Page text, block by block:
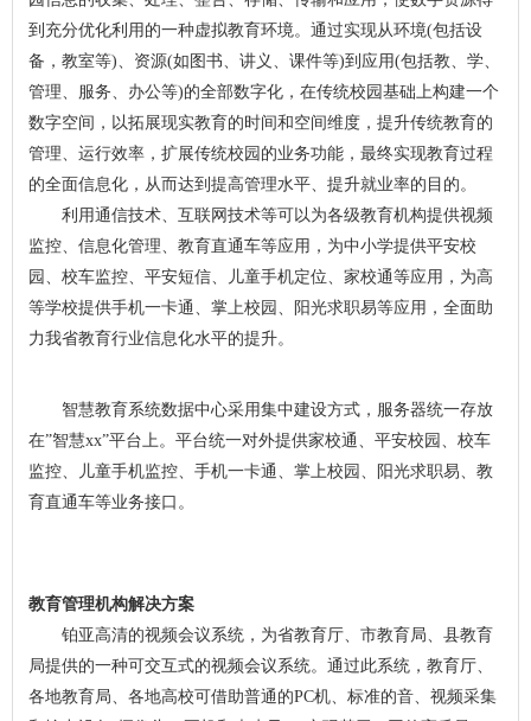
到充分优化利用的一种虚拟教育环境。通过实现从环境(包括设
备，教室等)、资源(如图书、讲义、课件等)到应用(包括教、学、
管理、服务、办公等)的全部数字化，在传统校园基础上构建一个
数字空间，以拓展现实教育的时间和空间维度，提升传统教育的
管理、运行效率，扩展传统校园的业务功能，最终实现教育过程
的全面信息化，从而达到提高管理水平、提升就业率的目的。
利用通信技术、互联网技术等可以为各级教育机构提供视频
监控、信息化管理、教育直通车等应用，为中小学提供平安校
园、校车监控、平安短信、儿童手机定位、家校通等应用，为高
等学校提供手机一卡通、掌上校园、阳光求职易等应用，全面助
力我省教育行业信息化水平的提升。
智慧教育系统数据中心采用集中建设方式，服务器统一存放
在”智慧xx”平台上。平台统一对外提供家校通、平安校园、校车
监控、儿童手机监控、手机一卡通、掌上校园、阳光求职易、教
育直通车等业务接口。
教育管理机构解决方案
铂亚高清的视频会议系统，为省教育厅、市教育局、县教育
局提供的一种可交互式的视频会议系统。通过此系统，教育厅、
各地教育局、各地高校可借助普通的PC机、标准的音、视频采集